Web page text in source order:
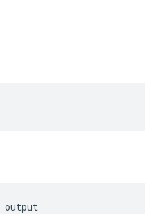
output